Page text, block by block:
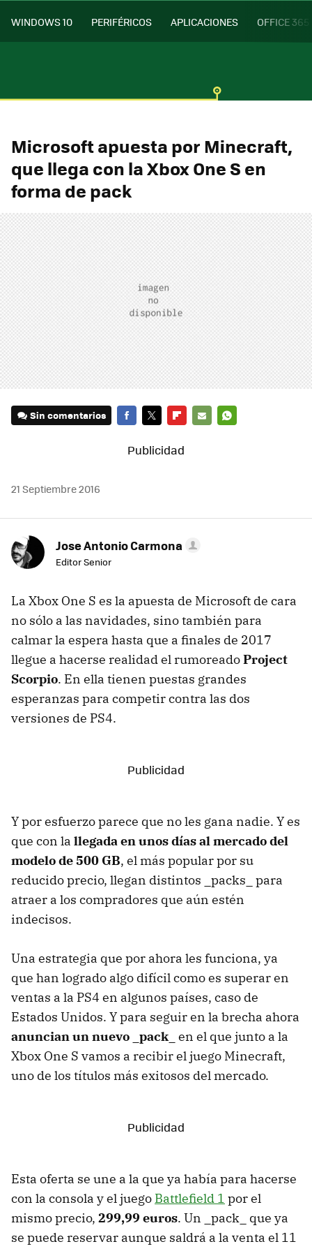
WINDOWS 10 PERIFÉRICOS APLICACIONES OFFICE 365
Microsoft apuesta por Minecraft,
que llega con la Xbox One S en
forma de pack
Sin comentarios
21 Septiembre 2016
Jose Antonio Carmona
Editor Senior
La Xbox One S es la apuesta de Microsoft de cara
no sólo a las navidades, sino también para
calmar la espera hasta que a finales de 2017
llegue a hacerse realidad el rumoreadoProject
Scorpio. En ella tienen puestas grandes
esperanzas para competir contra las dos
versiones de PS4.
Y por esfuerzo parece que no les gana nadie. Y es
que con la llegada en unos días al mercado del
modelo de 500 GB, el más popular por su
reducido precio, llegan distintos _packs_ para
atraer a los compradores que aún estén
indecisos.
Una estrategia que por ahora les funciona, ya
que han logrado algo difícil como es superar en
ventas a la PS4 en algunos países, caso de
Estados Unidos. Y para seguir en la brecha ahora
anuncian un nuevo _pack_ en el que junto a la
Xbox One S vamos a recibir el juego Minecraft,
uno de los títulos más exitosos del mercado.
Esta oferta se une a la que ya había para hacerse
con la consola y el juego Battlefield 1 por el
mismo precio, 299,99 euros. Un _pack_ que ya
se puede reservar aunque saldrá a la venta el 11